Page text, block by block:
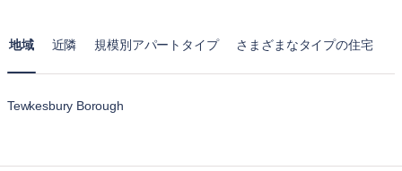
地域 近隣 規模別アパートタイプ さまざまなタイプの住宅
Tewkesbury Borough